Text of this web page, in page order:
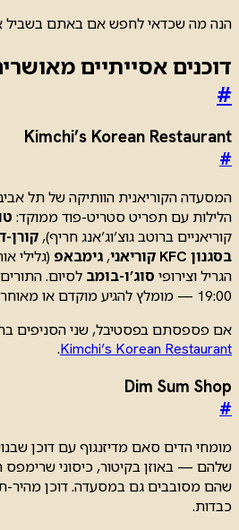
הנה מה שכדאי לחפש אם באתם בשביל
דוכנים אסייתיים
#
Kimchi’s Korean Restaurant
#
המסעדה הקוריאנית הוותיקה של תל
הלילות עם תפריט סטריט-פוד ממוקד:
קוריאניים ברוטב גוצ’וג’אנג חריף), קורן-
בסגנון KFC קוריאני
, גימבאפ (גלילי
הגריל וצירופי סוג’ו-בומב לסיום.
19:00 — מומלץ להגיע מוקדם או מאוחר.
אם פספסתם בפסטיבל, שני הסניפים
Kimchi’s Korean Restaurant
.
Dim Sum Shop
#
מומחי הדים סאם מדיזנגוף עם דוכן
שלהם — באוזן בקיטור, כיסוני
שהם מסובבים גם במסעדה. דוכן מהיר-
כבדות.